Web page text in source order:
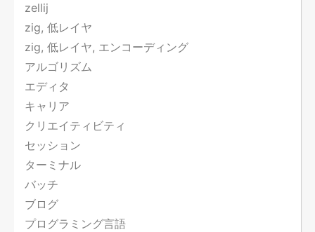
zellij
zig, 低レイヤ
zig, 低レイヤ, エンコーディング
アルゴリズム
エディタ
キャリア
クリエイティビティ
セッション
ターミナル
バッチ
ブログ
プログラミング言語